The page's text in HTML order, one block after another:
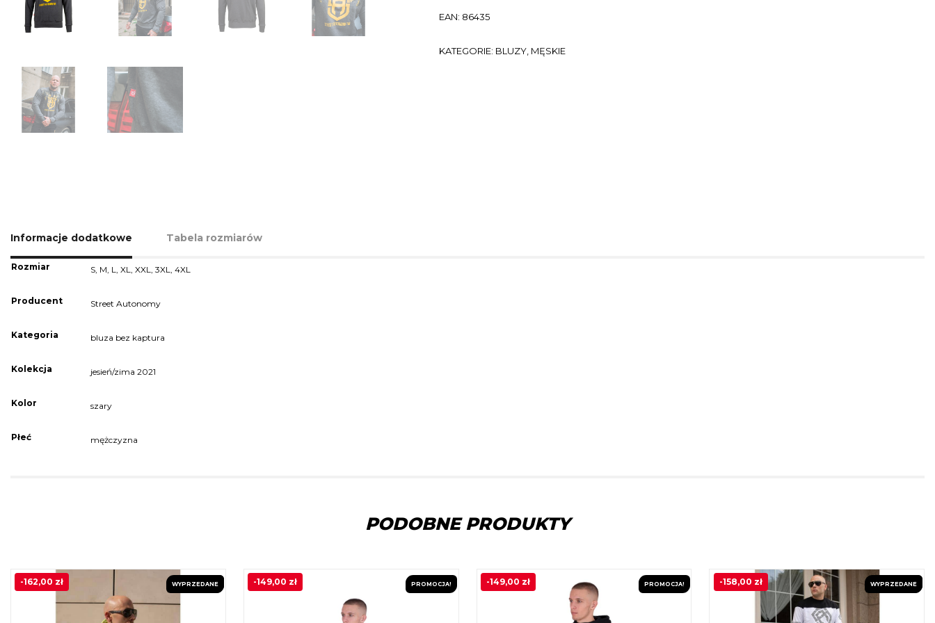
EAN: 86435
KATEGORIE: BLUZY, MĘSKIE
Informacje dodatkowe Tabela rozmiarów
Rozmiar S, M, L,XL,XXL,3XL,4XL
Producent Street Autonomy
Kategoria bluza bez kaptura
Kolekcja jesień/zima 2021
Kolor szary
Płeć mężczyzna
PODOBNE PRODUKTY
PROMOCJA!
WYPRZEDANE
-162,00 zł PROMOCJA!
-149,00 zł PROMOCJA!
-149,00 zł PROMOCJA!
WYPRZEDANE
-158,00 zł